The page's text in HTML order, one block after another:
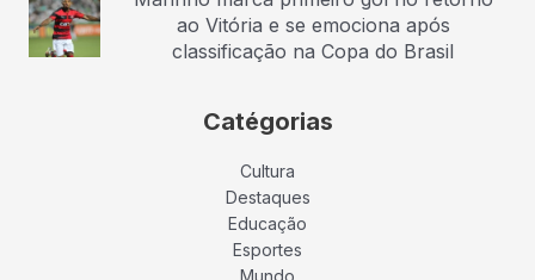
ao Vitória e se emociona após
classificação na Copa do Brasil
Catégorias
Cultura
Destaques
Educação
Esportes